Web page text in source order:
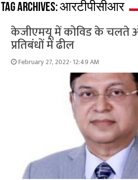
Tag Archives:आरटीपीसीआर
केजीएमयू में कोविड के चलते
प्रतिबंधों में ढील
February 27, 2022- 12:49 AM